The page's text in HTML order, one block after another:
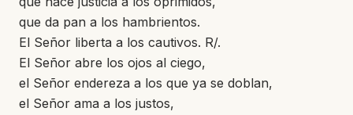
que da pan a los hambrientos.
El Señor liberta a los cautivos. R/.
El Señor abre los ojos al ciego,
el Señor endereza a los que ya se doblan,
el Señor ama a los justos,